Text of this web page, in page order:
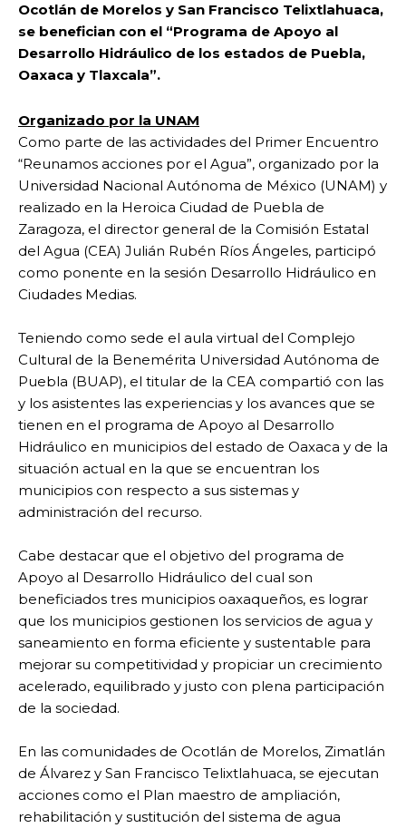
Ocotlán de Morelos y San Francisco Telixtlahuaca,
se benefician con el “Programa de Apoyo al
Desarrollo Hidráulico de los estados de Puebla,
Oaxaca y Tlaxcala”.
Organizado por la UNAM
Como parte de las actividades del Primer Encuentro
“Reunamos acciones por el Agua”, organizado por la
Universidad Nacional Autónoma de México (UNAM) y
realizado en la Heroica Ciudad de Puebla de
Zaragoza, el director general de la Comisión Estatal
del Agua (CEA) Julián Rubén Ríos Ángeles, participó
como ponente en la sesión Desarrollo Hidráulico en
Ciudades Medias.
Teniendo como sede el aula virtual del Complejo
Cultural de la Benemérita Universidad Autónoma de
Puebla (BUAP), el titular de la CEA compartió con las
y los asistentes las experiencias y los avances que se
tienen en el programa de Apoyo al Desarrollo
Hidráulico en municipios del estado de Oaxaca y de la
situación actual en la que se encuentran los
municipios con respecto a sus sistemas y
administración del recurso.
Cabe destacar que el objetivo del programa de
Apoyo al Desarrollo Hidráulico del cual son
beneficiados tres municipios oaxaqueños, es lograr
que los municipios gestionen los servicios de agua y
saneamiento en forma eficiente y sustentable para
mejorar su competitividad y propiciar un crecimiento
acelerado, equilibrado y justo con plena participación
de la sociedad.
En las comunidades de Ocotlán de Morelos, Zimatlán
de Álvarez y San Francisco Telixtlahuaca, se ejecutan
acciones como el Plan maestro de ampliación,
rehabilitación y sustitución del sistema de agua